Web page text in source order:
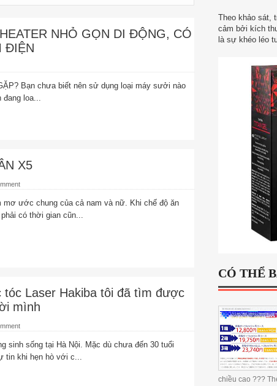
NHỎ GỌN DI ĐỘNG, CÓ
ĐIỆN
Bạn chưa biết nên sử dụng loại máy sưởi nào
đang loa...
X5
mơ ước chung của cả nam và nữ. Khi chế độ ăn
có thời gian cũn...
Laser Hakiba tôi đã tìm được
mình
sinh sống tại Hà Nội. Mặc dù chưa đến 30 tuổi
tin khi hẹn hò với c...
Theo khảo sát,
cảm bởi kích
là sự khéo léo
CÓ THỂ
chiều cao ???